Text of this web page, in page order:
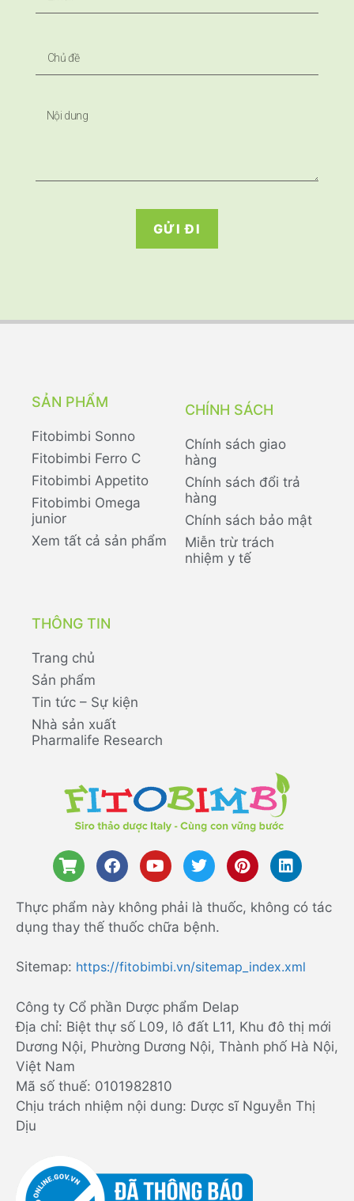
GỬI ĐI
SẢN PHẨM
Fitobimbi Sonno
Fitobimbi Ferro C
Fitobimbi Appetito
Fitobimbi Omega
junior
Xem tất cả sản phẩm
CHÍNH SÁCH
Chính sách giao
hàng
Chính sách đổi trả
hàng
Chính sách bảo mật
Miễn trừ trách
nhiệm y tế
THÔNG TIN
Trang chủ
Sản phẩm
Tin tức – Sự kiện
Nhà sản xuất
Pharmalife Research
Thực phẩm này không phải là thuốc, không có tác
dụng thay thế thuốc chữa bệnh.
Sitemap: https://fitobimbi.vn/sitemap_index.xml
Công ty Cổ phần Dược phẩm Delap
Địa chỉ: Biệt thự số L09, lô đất L11, Khu đô thị mới
Dương Nội, Phường Dương Nội, Thành phố Hà Nội,
Việt Nam
Mã số thuế: 0101982810
Chịu trách nhiệm nội dung: Dược sĩ Nguyễn Thị
Dịu